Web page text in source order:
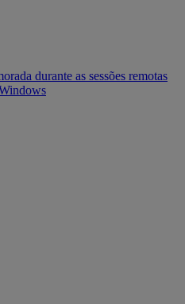
durante as sessões remotas